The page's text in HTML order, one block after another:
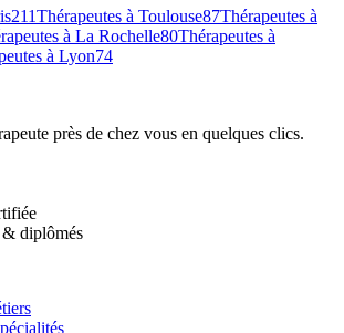
211Thérapeutes à Toulouse87Thérapeutes à
à La Rochelle80Thérapeutes à
à Lyon74
près de chez vous en quelques clics.
diplômés